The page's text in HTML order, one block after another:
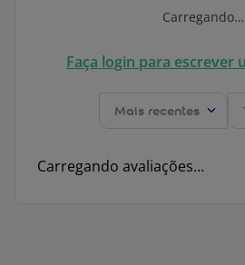
Carregando…
Faça login para escrever
Mais recentes
Carregando avaliações…